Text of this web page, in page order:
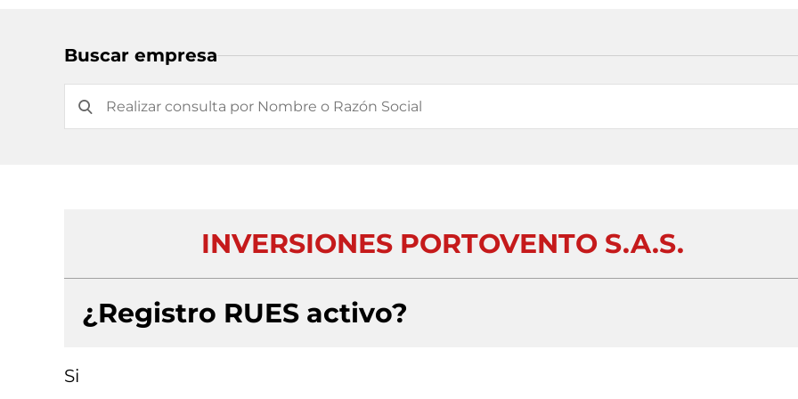
Buscar empresa
INVERSIONES PORTOVENTO S.A.S.
¿Registro RUES activo?
Si